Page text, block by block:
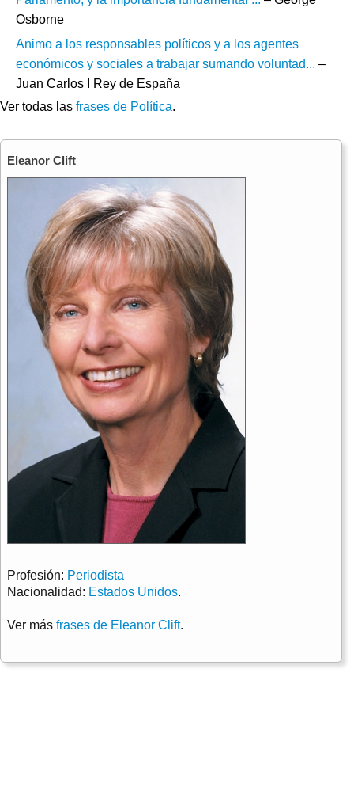
Osborne
Animo a los responsables políticos y a los agentes
económicos y sociales a trabajar sumando voluntad... –
Juan Carlos I Rey de España
Ver todas las frases de Política.
Eleanor Clift
Profesión: Periodista
Nacionalidad: Estados Unidos.
Ver más frases de Eleanor Clift.